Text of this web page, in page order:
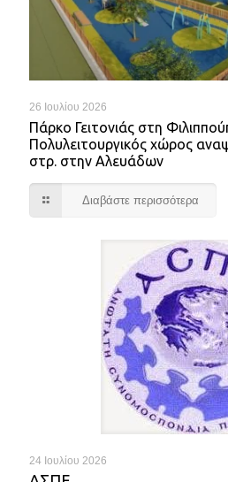
26 Ιουλίου 2026
Πάρκο Γειτονιάς στη
Πολυλειτουργικός χώρος
στρ. στην Αλευάδων
Διαβάστε περισσότερα
24 Ιουλίου 2026